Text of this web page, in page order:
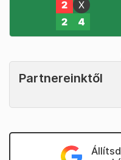
Partnereinktől